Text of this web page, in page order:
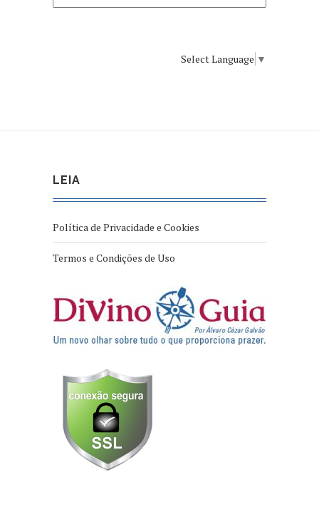
Select Language ▼
LEIA
Política de Privacidade e Cookies
Termos e Condições de Uso